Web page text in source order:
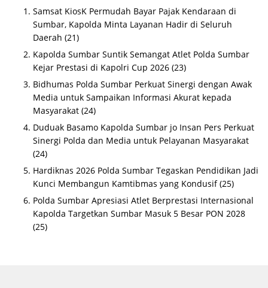
Samsat KiosK Permudah Bayar Pajak Kendaraan di
Sumbar, Kapolda Minta Layanan Hadir di Seluruh
Daerah (21)
Kapolda Sumbar Suntik Semangat Atlet Polda Sumbar
Kejar Prestasi di Kapolri Cup 2026 (23)
Bidhumas Polda Sumbar Perkuat Sinergi dengan Awak
Media untuk Sampaikan Informasi Akurat kepada
Masyarakat (24)
Duduak Basamo Kapolda Sumbar jo Insan Pers Perkuat
Sinergi Polda dan Media untuk Pelayanan Masyarakat
(24)
Hardiknas 2026 Polda Sumbar Tegaskan Pendidikan Jadi
Kunci Membangun Kamtibmas yang Kondusif (25)
Polda Sumbar Apresiasi Atlet Berprestasi Internasional
Kapolda Targetkan Sumbar Masuk 5 Besar PON 2028
(25)